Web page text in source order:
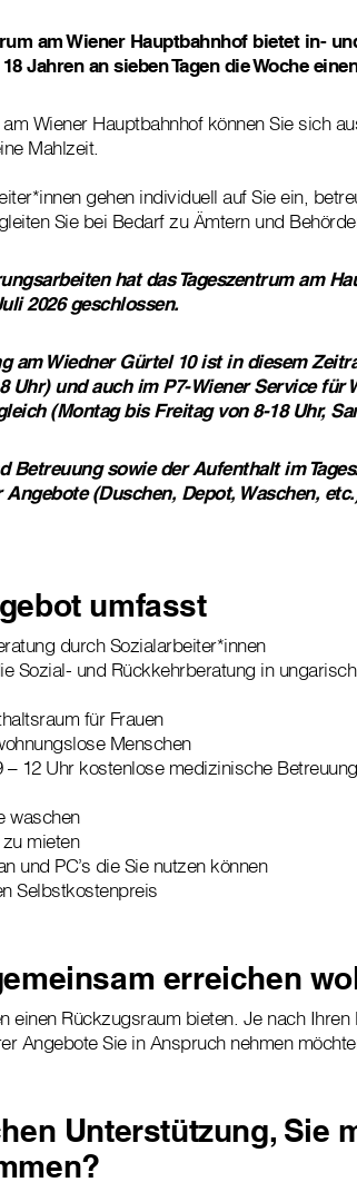
am Wiener Hauptbahnhof bietet in-
Jahren an sieben Tagen die Woche
Wiener Hauptbahnhof können Sie sich
Mahlzeit.
gehen individuell auf Sie ein,
Sie bei Bedarf zu Ämtern und
hat das Tageszentrum am
2026 geschlossen.
am Wiedner Gürtel 10 ist in diesem
Uhr) und auch im P7-Wiener Service für
(Montag bis Freitag von 8-18 Uhr,
Betreuung sowie der Aufenthalt im
Angebote (Duschen, Depot, Waschen,
umfasst
durch Sozialarbeiter*innen
Sozial- und Rückkehrberatung in
für Frauen
Menschen
– 12 Uhr kostenlose medizinische
waschen
mieten
und PC’s die Sie nutzen können
Selbstkostenpreis
erreichen
einen Rückzugsraum bieten. Je nach
Angebote Sie in Anspruch nehmen
Unterstützung, Sie